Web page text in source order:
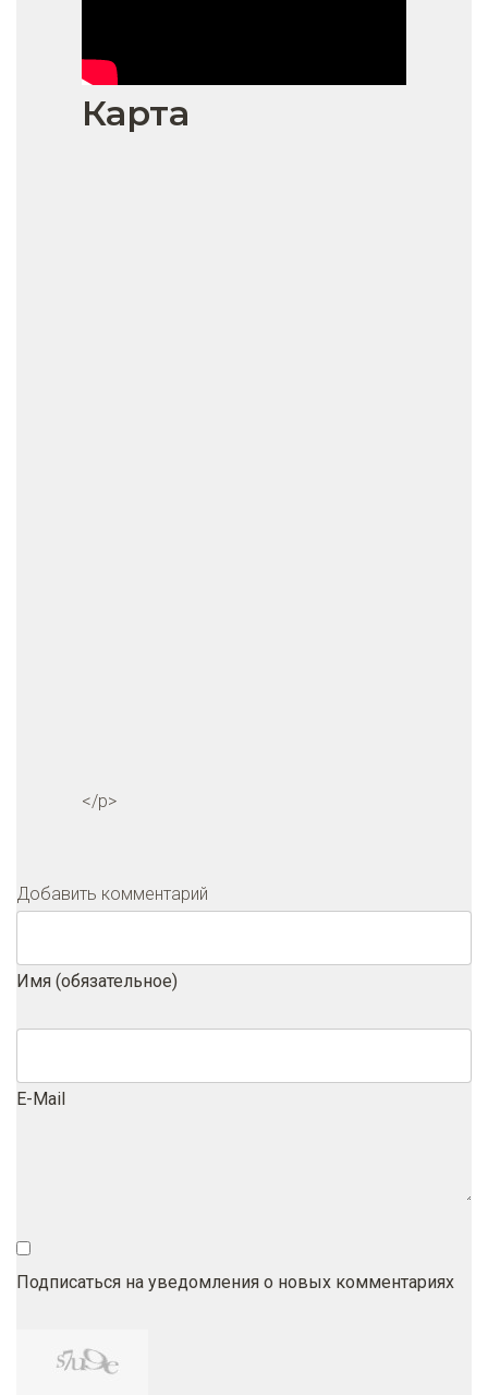
Карта
</p>
Добавить комментарий
Имя (обязательное)
E-Mail
Подписаться на уведомления о новых комментариях